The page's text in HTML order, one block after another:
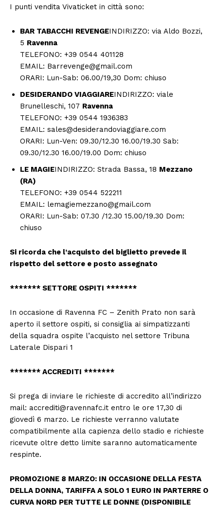
I punti vendita Vivaticket in città sono:
BAR TABACCHI REVENGEINDIRIZZO: via Aldo Bozzi,
5 Ravenna
TELEFONO: +39 0544 401128
EMAIL: Barrevenge@gmail.com
ORARI: Lun-Sab: 06.00/19,30 Dom: chiuso
DESIDERANDO VIAGGIAREINDIRIZZO: viale
Brunelleschi, 107 Ravenna
TELEFONO: +39 0544 1936383
EMAIL: sales@desiderandoviaggiare.com
ORARI: Lun-Ven: 09.30/12.30 16.00/19.30 Sab:
09.30/12.30 16.00/19.00 Dom: chiuso
LE MAGIEINDIRIZZO: Strada Bassa, 18 Mezzano
(RA)
TELEFONO: +39 0544 522211
EMAIL: lemagiemezzano@gmail.com
ORARI: Lun-Sab: 07.30 /12.30 15.00/19.30 Dom:
chiuso
Si ricorda che l’acquisto del biglietto prevede il
rispetto del settore e posto assegnato
******* SETTORE OSPITI *******
In occasione di Ravenna FC – Zenith Prato non sarà
aperto il settore ospiti, si consiglia ai simpatizzanti
della squadra ospite l’acquisto nel settore Tribuna
Laterale Dispari 1
******* ACCREDITI *******
Si prega di inviare le richieste di accredito all’indirizzo
mail: accrediti@ravennafc.it entro le ore 17,30 di
giovedì 6 marzo. Le richieste verranno valutate
compatibilmente alla capienza dello stadio e richieste
ricevute oltre detto limite saranno automaticamente
respinte.
PROMOZIONE 8 MARZO: IN OCCASIONE DELLA FESTA
DELLA DONNA, TARIFFA A SOLO 1 EURO IN PARTERRE O
CURVA NORD PER TUTTE LE DONNE (DISPONIBILE